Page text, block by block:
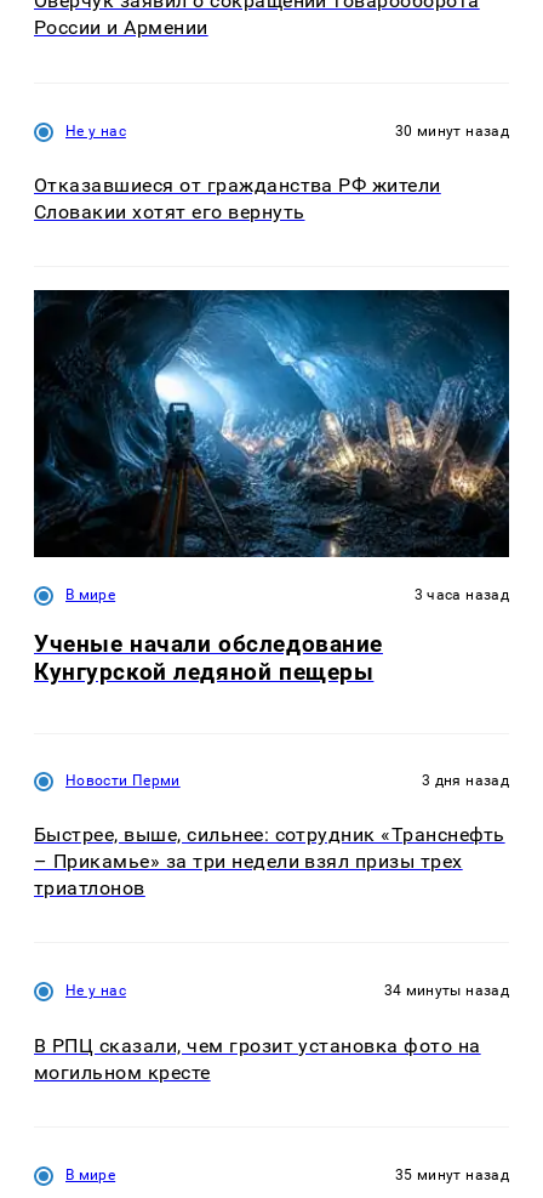
России и Армении
Не у нас 30 минут назад
Отказавшиеся от гражданства РФ жители
Словакии хотят его вернуть
В мире 3 часа назад
Ученые начали обследование
Кунгурской ледяной пещеры
Новости Перми 3 дня назад
Быстрее, выше, сильнее: сотрудник «Транснефть
– Прикамье» за три недели взял призы трех
триатлонов
Не у нас 34 минуты назад
В РПЦ сказали, чем грозит установка фото на
могильном кресте
В мире 35 минут назад